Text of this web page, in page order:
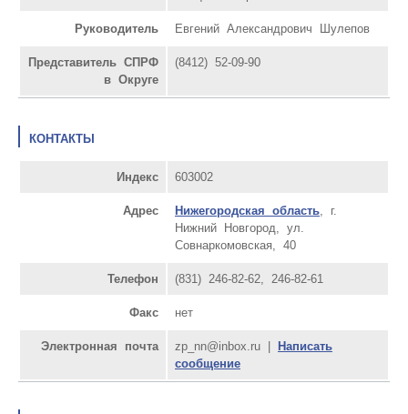
Руководитель Евгений Александрович Шулепов
Представитель СПРФ
в Округе
(8412) 52-09-90
КОНТАКТЫ
Индекс 603002
Адрес Нижегородская область, г.
Нижний Новгород, ул.
Совнаркомовская, 40
Телефон (831) 246-82-62, 246-82-61
Факс нет
Электронная почта zp_nn@inbox.ru |
Написать
сообщение